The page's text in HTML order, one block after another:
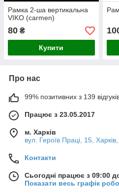
Рамка 2-ша вертикальна
VIKO (carmen)
80 ₴
Купити
Про нас
99% позитивних з 139
Працює з 23.05.2017
м. Харків
вул. Героїв Праці, 15,
Контакти
Сьогодні працює з 09:00
Показати весь графік